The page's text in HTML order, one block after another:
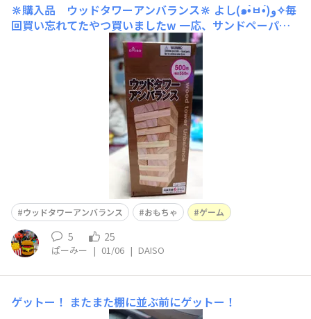
🔆購入品 ウッドタワーアンバランス🔆 よし(๑•̀ㅂ•́)و✧毎
回買い忘れてたやつ買いましたw 一応、サンドペーパー
も買いましたが、ささくれとかはなかったです！
ウッドタワーアンバランス おもちゃ ゲーム
5 25
ぱーみー | 01/06 | DAISO
ゲットー！ またまた棚に並ぶ前にゲットー！